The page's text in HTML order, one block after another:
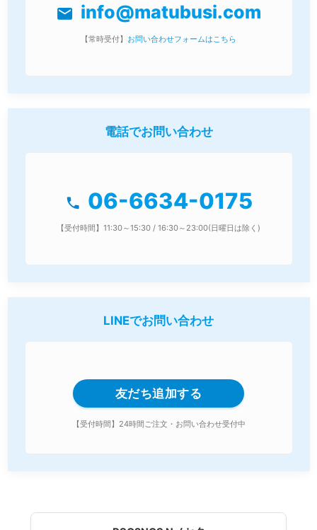
mail info@matubusi.com
【常時受付】 お問い合わせフォームはこちら
電話でお問い合わせ
phone 06-6634-0175
【受付時間】11:30～15:30 / 16:30～23:00(日曜日は除く)
LINEでお問い合わせ
友だち追加する
【受付時間】24時間ご注文・お問い合わせ受付中